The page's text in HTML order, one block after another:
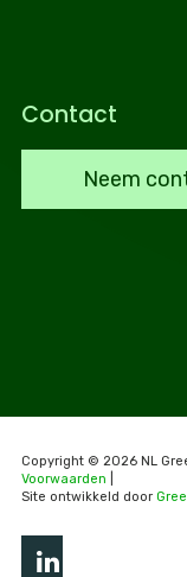
Contact
Neem
Copyright © 2026 NL
Voorwaarden
Site ontwikkeld door